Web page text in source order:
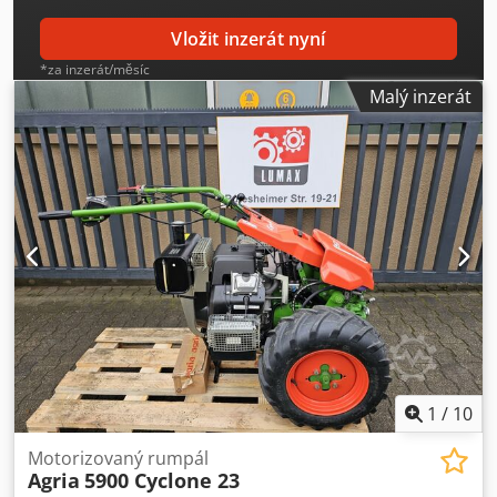
Vložit inzerát nyní
*za inzerát/měsíc
Malý inzerát
1 / 10
Motorizovaný rumpál
Agria 5900 Cyclone 23